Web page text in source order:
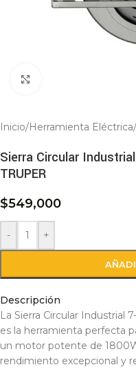
Inicio/Herramienta Eléctrica/
Sierra Circular
TRUPER
$549,000
- +
Descripción
La Sierra Circular Industrial
es la herramienta perfecta
un motor potente de
rendimiento excepcional y